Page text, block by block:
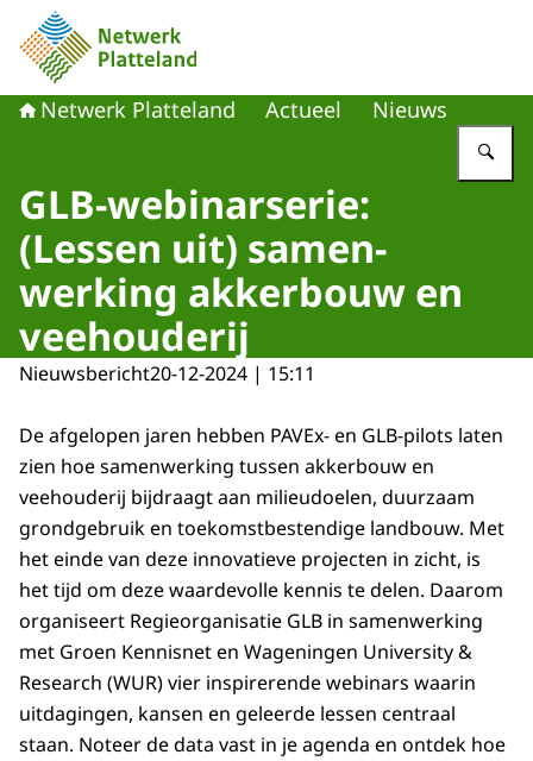
Naar de homepage van Netwerk Platteland
Netwerk Platteland Actueel Nieuws
GLB-webinarserie:
(Lessen uit) samen­
werking akker­bouw en
veehouderij
Nieuwsbericht20-12-2024 | 15:11
De afgelopen jaren hebben PAVEx- en GLB-pilots laten
zien hoe samenwerking tussen akkerbouw en
veehouderij bijdraagt aan milieudoelen, duurzaam
grondgebruik en toekomstbestendige landbouw. Met
het einde van deze innovatieve projecten in zicht, is
het tijd om deze waardevolle kennis te delen. Daarom
organiseert Regieorganisatie GLB in samenwerking
met Groen Kennisnet en Wageningen University &
Research (WUR) vier inspirerende webinars waarin
uitdagingen, kansen en geleerde lessen centraal
staan. Noteer de data vast in je agenda en ontdek hoe